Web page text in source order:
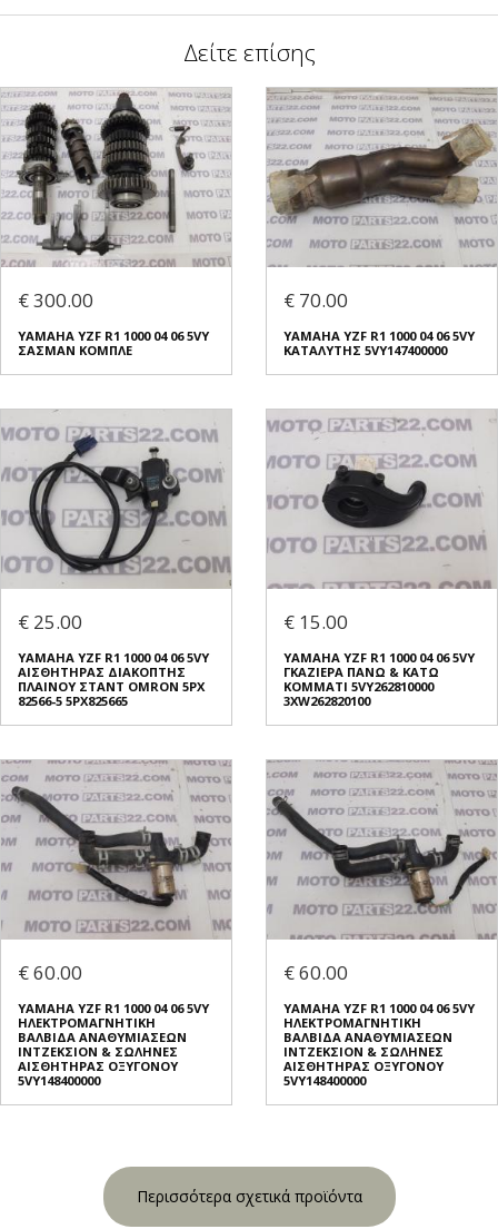
Δείτε επίσης
€ 300.00
YAMAHA YZF R1 1000 04 06 5VY
ΣΑΣΜΑΝ ΚΟΜΠΛΕ
€ 70.00
YAMAHA YZF R1 1000 04 06 5VY
ΚΑΤΑΛΥΤΗΣ 5VY147400000
€ 25.00
YAMAHA YZF R1 1000 04 06 5VY
ΑΙΣΘΗΤΗΡΑΣ ΔΙΑΚΟΠΤΗΣ
ΠΛΑΙΝΟΥ ΣΤΑΝΤ OMRON 5PX
82566-5 5PX825665
€ 15.00
YAMAHA YZF R1 1000 04 06 5VY
ΓΚΑΖΙΕΡΑ ΠΑΝΩ & ΚΑΤΩ
ΚΟΜΜΑΤΙ 5VY262810000
3XW262820100
€ 60.00
YAMAHA YZF R1 1000 04 06 5VY
ΗΛΕΚΤΡΟΜΑΓΝΗΤΙΚΗ
ΒΑΛΒΙΔΑ ΑΝΑΘΥΜΙΑΣΕΩΝ
ΙΝΤΖΕΚΣΙΟΝ & ΣΩΛΗΝΕΣ
ΑΙΣΘΗΤΗΡΑΣ ΟΞΥΓΟΝΟΥ
5VY148400000
€ 60.00
YAMAHA YZF R1 1000 04 06 5VY
ΗΛΕΚΤΡΟΜΑΓΝΗΤΙΚΗ
ΒΑΛΒΙΔΑ ΑΝΑΘΥΜΙΑΣΕΩΝ
ΙΝΤΖΕΚΣΙΟΝ & ΣΩΛΗΝΕΣ
ΑΙΣΘΗΤΗΡΑΣ ΟΞΥΓΟΝΟΥ
5VY148400000
Περισσότερα σχετικά προϊόντα